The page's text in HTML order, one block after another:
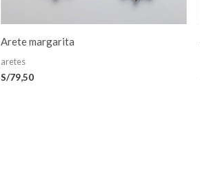
Arete margarita
aretes
S/79,50